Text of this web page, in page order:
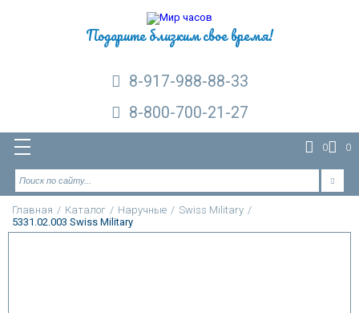
Подарите близким свое время!
8-917-988-88-33
8-800-700-21-27
0 0
Главная / Каталог / Наручные / Swiss Military /
5331.02.003 Swiss Military